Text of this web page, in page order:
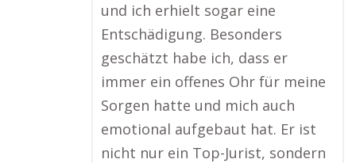
und ich erhielt sogar eine
Entschädigung. Besonders
geschätzt habe ich, dass er
immer ein offenes Ohr für meine
Sorgen hatte und mich auch
emotional aufgebaut hat. Er ist
nicht nur ein Top-Jurist, sondern